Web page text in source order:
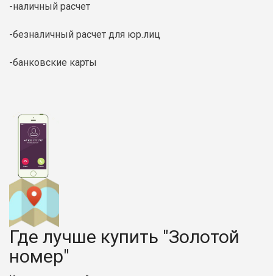
-наличный расчет
-безналичный расчет для юр.лиц
-банковские карты
Где лучше купить "Золотой
номер"